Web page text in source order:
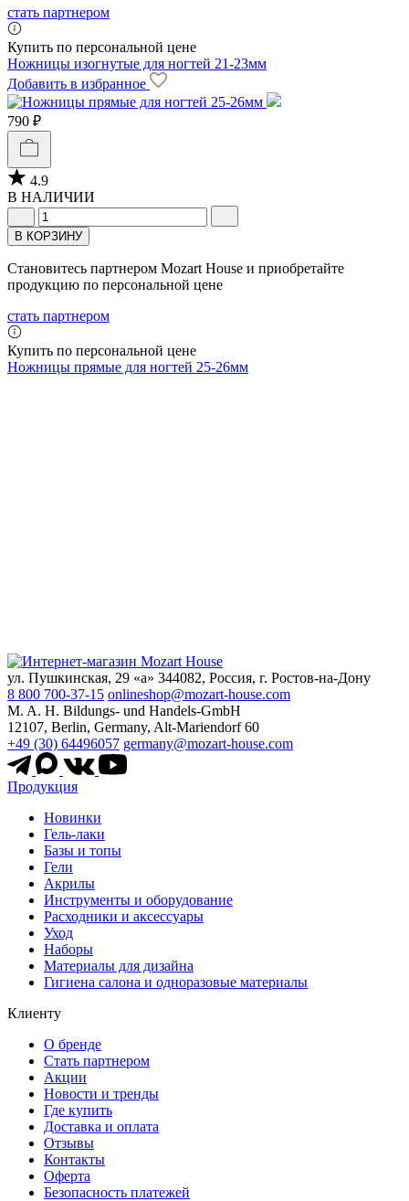
стать партнером
Купить по персональной цене
Ножницы изогнутые для ногтей 21-23мм
Добавить в избранное
790 ₽
4.9
В НАЛИЧИИ
В КОРЗИНУ
Становитесь партнером Mozart House и приобретайте
продукцию по персональной цене
стать партнером
Купить по персональной цене
Ножницы прямые для ногтей 25-26мм
ул. Пушкинская, 29 «а» 344082, Россия, г. Ростов-на-Дону
8 800 700-37-15 onlineshop@mozart-house.com
M. A. H. Bildungs- und Handels-GmbH
12107, Berlin, Germany, Alt-Mariendorf 60
+49 (30) 64496057 germany@mozart-house.com
Продукция
Новинки
Гель-лаки
Базы и топы
Гели
Акрилы
Инструменты и оборудование
Расходники и аксессуары
Уход
Наборы
Материалы для дизайна
Гигиена салона и одноразовые материалы
Клиенту
О бренде
Стать партнером
Акции
Новости и тренды
Где купить
Доставка и оплата
Отзывы
Контакты
Оферта
Безопасность платежей